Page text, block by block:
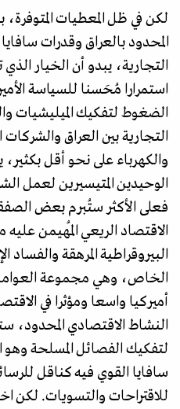
لكن في ظل المعطيات المتوفرة،
المحدود بالعراق وقدرات
التجارية، يبدو أن الخيار
استمرارا مُحَسنا للسياسة
الضغوط لتفكيك الميليشيات
التجارية بين العراق والشركات
والكهرباء على نحو أقل بكثير،
الوحيدين المتيسيرين لعمل
فعلى الأكثر ستُبرم بعض
الاقتصاد الريعي المُهيمن
البيروقراطية المرهقة
الخاص، وهي مجموعة
أميركيا واسعا ومؤثرا في
النشاط الاقتصادي المحدود،
لتفكيك الفصائل المسلحة
سافايا القوي فيه كناقل
للاقتراحات والتسويات. لكن